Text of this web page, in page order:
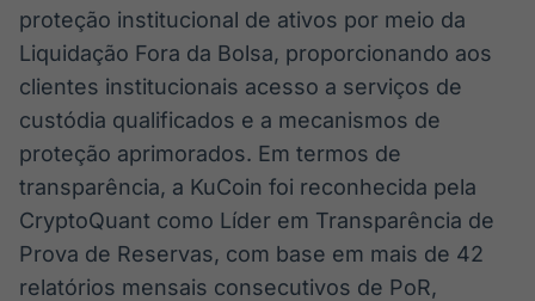
proteção institucional de ativos por meio da
Liquidação Fora da Bolsa, proporcionando aos
clientes institucionais acesso a serviços de
custódia qualificados e a mecanismos de
proteção aprimorados. Em termos de
transparência, a KuCoin foi reconhecida pela
CryptoQuant como Líder em Transparência de
Prova de Reservas, com base em mais de 42
relatórios mensais consecutivos de PoR,